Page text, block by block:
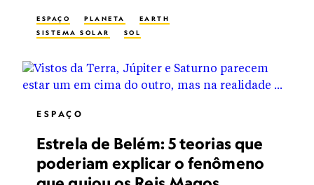
ESPAÇO PLANETA
EARTH
SISTEMA SOLAR
SOL
ESPAÇO
Estrela de Belém: 5 teorias que
poderiam explicar o fenômeno